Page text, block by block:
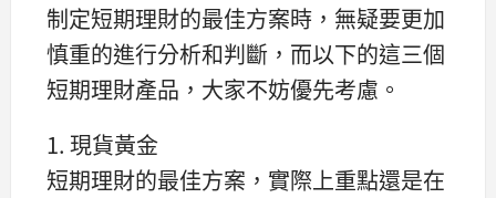
制定短期理財的最佳方案時，無疑要更加
慎重的進行分析和判斷，而以下的這三個
短期理財產品，大家不妨優先考慮。
1. 現貨黃金
短期理財的最佳方案，實際上重點還是在